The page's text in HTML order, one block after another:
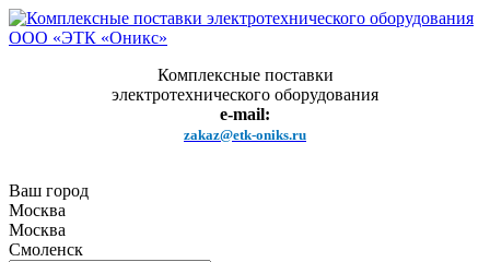
Комплексные поставки
электротехнического оборудования
e-mail:
zakaz@etk-oniks.ru
Ваш город
Москва
Москва
Смоленск